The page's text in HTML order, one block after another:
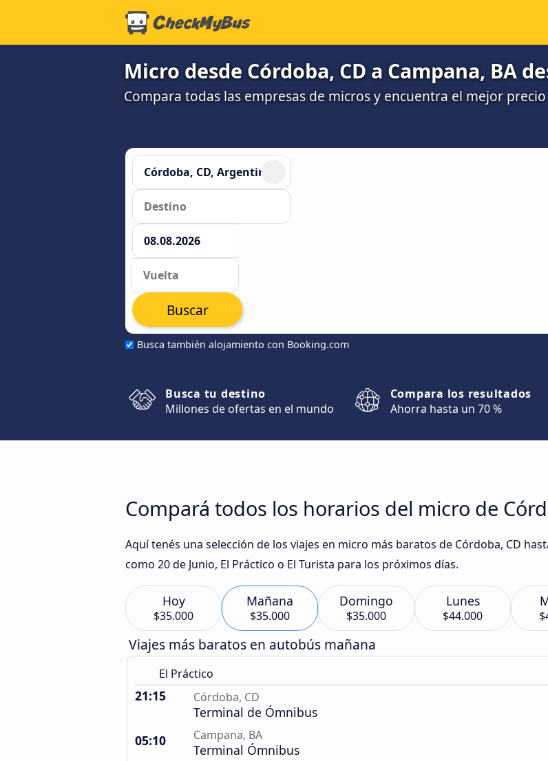
Micro desde Córdoba, CD a Campana, BA
Compara todas las empresas de micros y encuentra el mejor precio
Busca también alojamiento con Booking.com
Buscar
Busca tu destino
Millones de ofertas en el mundo
Compara los resultados
Ahorra hasta un 70 %
Compará todos los horarios del micro de
Aquí tenés una selección de los viajes en micro más baratos de Córdoba, CD
como 20 de Junio, El Práctico o El Turista para los próximos días.
Hoy
$35.000
Mañana
$35.000
Domingo
$35.000
Lunes
$44.000
Viajes más baratos en autobús mañana
El Práctico
21:15 Córdoba, CD
Terminal de Ómnibus
05:10
Campana, BA
Terminal Ómnibus